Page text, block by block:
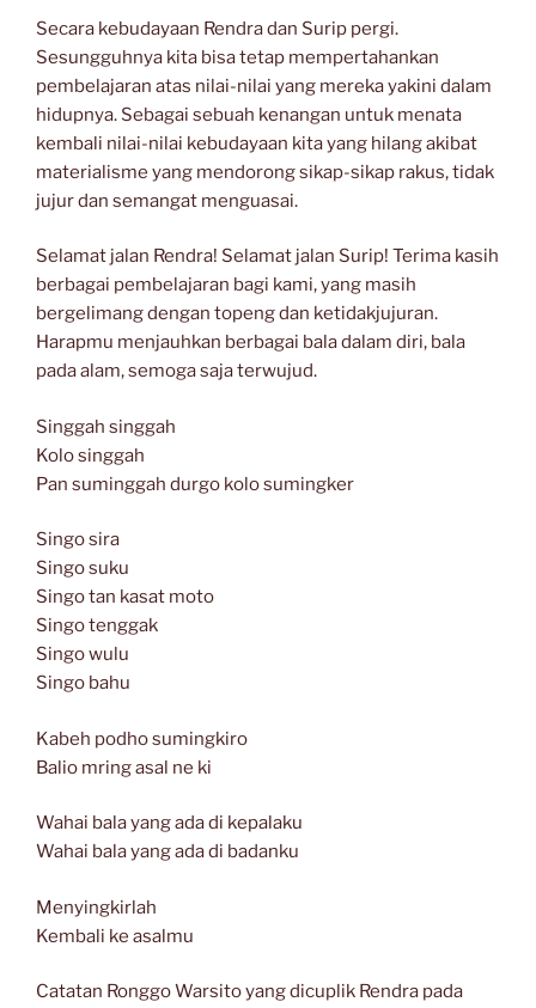
Secara kebudayaan Rendra dan Surip pergi.
Sesungguhnya kita bisa tetap mempertahankan
pembelajaran atas nilai-nilai yang mereka yakini dalam
hidupnya. Sebagai sebuah kenangan untuk menata
kembali nilai-nilai kebudayaan kita yang hilang akibat
materialisme yang mendorong sikap-sikap rakus, tidak
jujur dan semangat menguasai.
Selamat jalan Rendra! Selamat jalan Surip! Terima kasih
berbagai pembelajaran bagi kami, yang masih
bergelimang dengan topeng dan ketidakjujuran.
Harapmu menjauhkan berbagai bala dalam diri, bala
pada alam, semoga saja terwujud.
Singgah singgah
Kolo singgah
Pan suminggah durgo kolo sumingker
Singo sira
Singo suku
Singo tan kasat moto
Singo tenggak
Singo wulu
Singo bahu
Kabeh podho sumingkiro
Balio mring asal ne ki
Wahai bala yang ada di kepalaku
Wahai bala yang ada di badanku
Menyingkirlah
Kembali ke asalmu
Catatan Ronggo Warsito yang dicuplik Rendra pada